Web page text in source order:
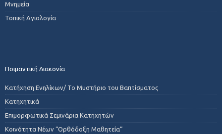
Μνημεία
Τοπική Αγιολογία
Ποιμαντική Διακονία
Κατήχηση Ενηλίκων/ Το Μυστήριο του Βαπτίσματος
Κατηχητικά
Επιμορφωτικά Σεμινάρια Κατηχητών
Κοινότητα Νέων “Ορθόδοξη Μαθητεία”